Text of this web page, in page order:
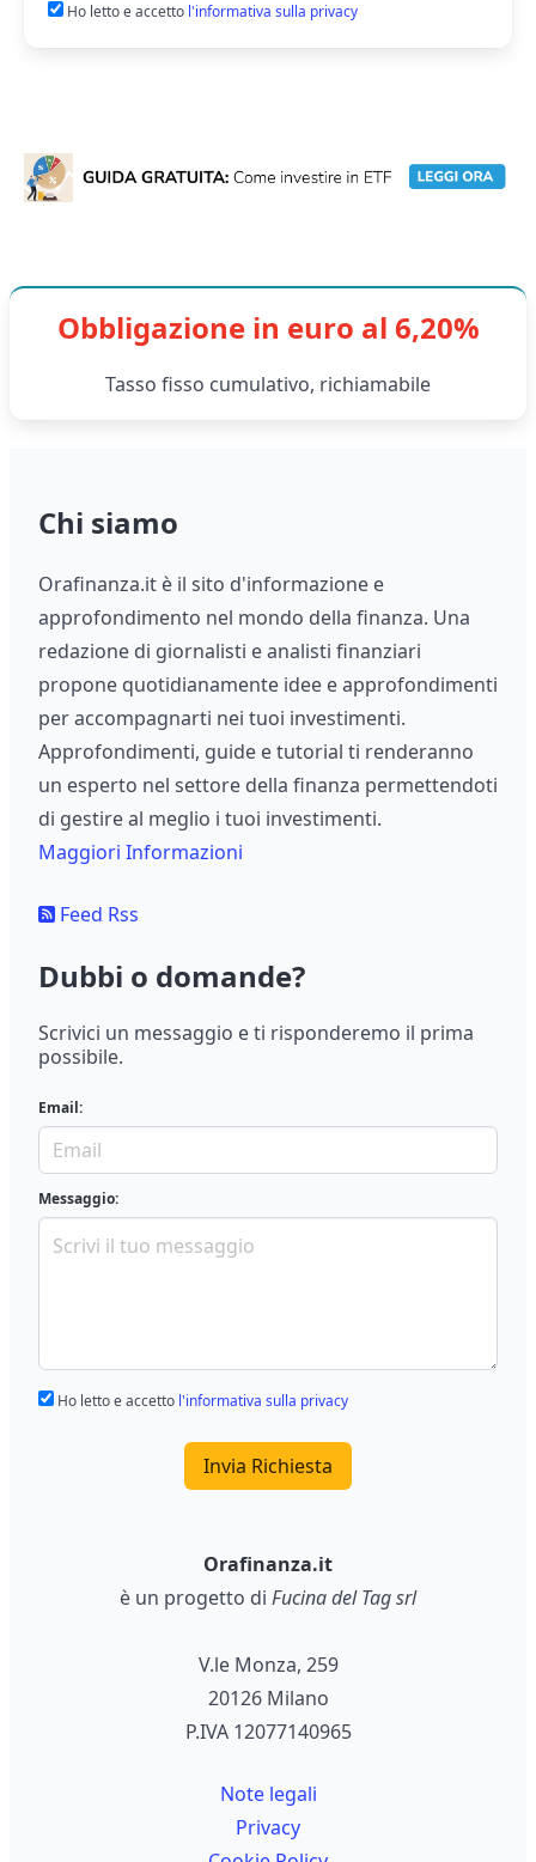
Ho letto e accetto l'informativa sulla privacy
Obbligazione in euro al 6,20%
Tasso fisso cumulativo, richiamabile
Chi siamo
Orafinanza.it è il sito d'informazione e
approfondimento nel mondo della finanza. Una
redazione di giornalisti e analisti finanziari
propone quotidianamente idee e approfondimenti
per accompagnarti nei tuoi investimenti.
Approfondimenti, guide e tutorial ti renderanno
un esperto nel settore della finanza permettendoti
di gestire al meglio i tuoi investimenti.
Maggiori Informazioni
Feed Rss
Dubbi o domande?
Scrivici un messaggio e ti risponderemo il prima
possibile.
Email:
Messaggio:
Ho letto e accetto l'informativa sulla privacy
Invia Richiesta
Orafinanza.it
è un progetto di Fucina del Tag srl
V.le Monza, 259
20126 Milano
P.IVA 12077140965
Note legali
Privacy